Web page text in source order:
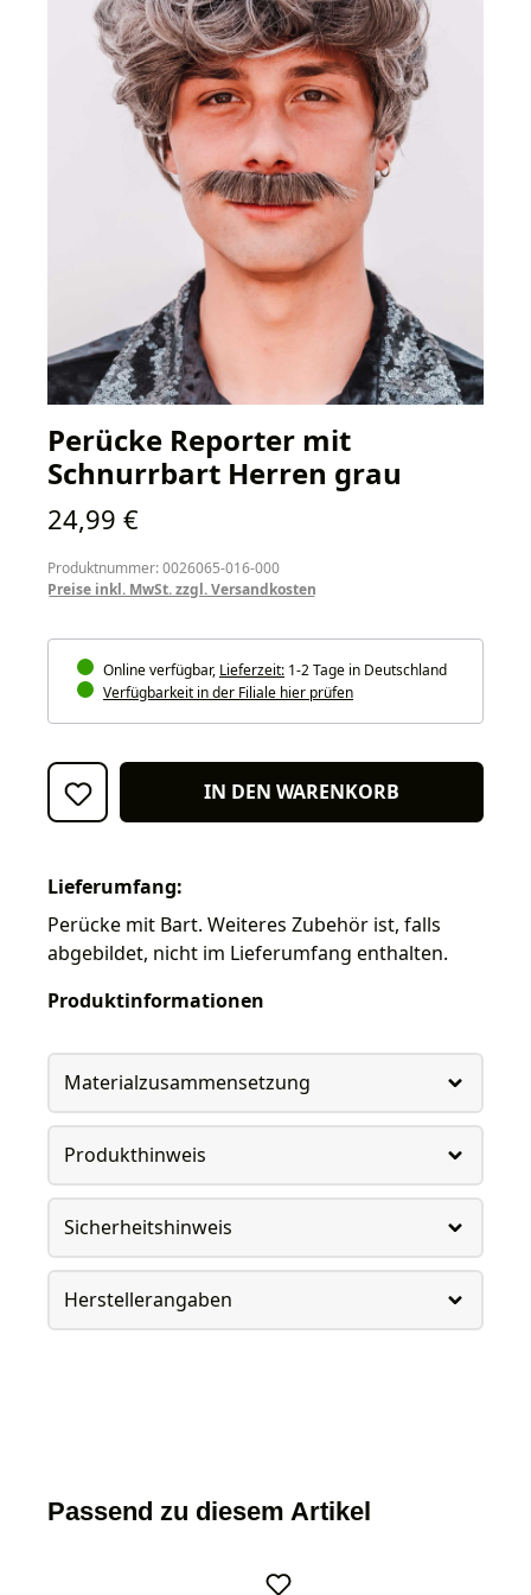
Perücke Reporter mit
Schnurrbart Herren grau
Regulärer Preis:
24,99 €
Produktnummer: 0026065-016-000
Preise inkl. MwSt. zzgl. Versandkosten
Online verfügbar, Lieferzeit: 1-2 Tage in Deutschland
Verfügbarkeit in der Filiale hier prüfen
IN DEN WARENKORB
Lieferumfang:
Perücke mit Bart. Weiteres Zubehör ist, falls
abgebildet, nicht im Lieferumfang enthalten.
Produktinformationen
Materialzusammensetzung
Produkthinweis
Sicherheitshinweis
Herstellerangaben
Passend zu diesem Artikel